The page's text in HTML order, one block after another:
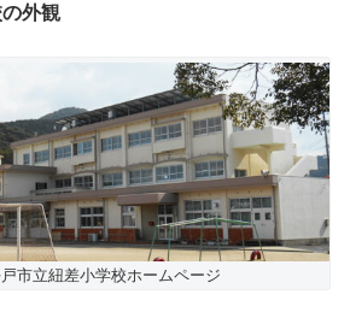
外観
市立紐差小学校ホームページ